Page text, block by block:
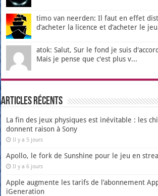
timo van neerden: Il faut en effet
d’acheter la licence et d’acheter le
atok: Salut, Sur le fond je suis
Mais je pense que c'est plus v...
Articles récents
La fin des jeux physiques est inévitable : les
donnent raison à Sony
Il y a 5 jours
Apollo, le fork de Sunshine pour le jeu en
Il y a 6 jours
Apple augmente les tarifs de l’abonnement
iGeneration